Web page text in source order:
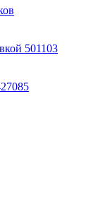
501103